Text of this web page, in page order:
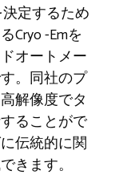
定するため
Cryo -Emを
オートメー
。同社のプ
解像度でタ
ることがで
伝統的に関
きます。